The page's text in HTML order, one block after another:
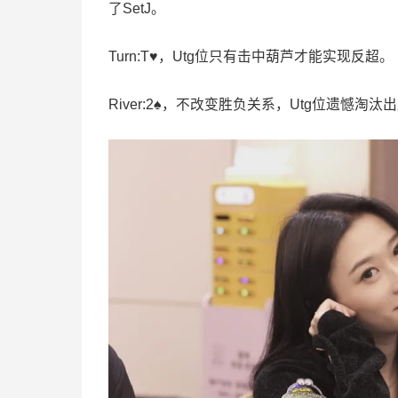
了SetJ。
Turn:T♥️，Utg位只有击中葫芦才能实现反超。
River:2♠️，不改变胜负关系，Utg位遗憾淘汰